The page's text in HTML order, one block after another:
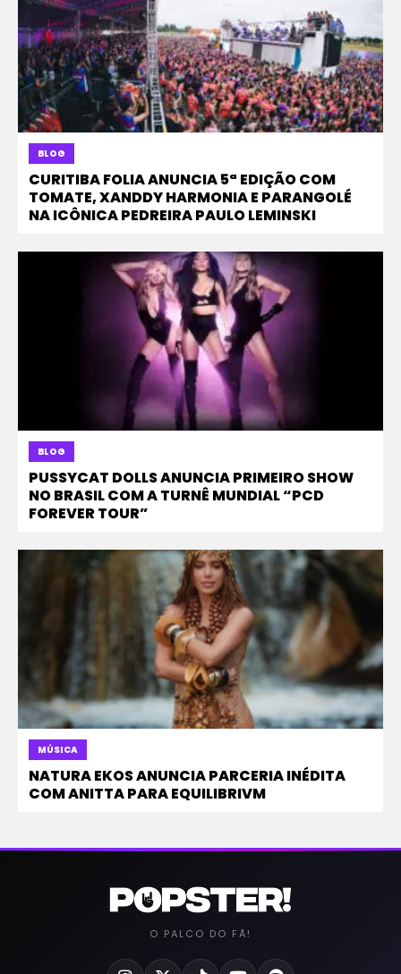
BLOG
CURITIBA FOLIA ANUNCIA 5ª EDIÇÃO COM
TOMATE, XANDDY HARMONIA E PARANGOLÉ
NA ICÔNICA PEDREIRA PAULO LEMINSKI
BLOG
PUSSYCAT DOLLS ANUNCIA PRIMEIRO SHOW
NO BRASIL COM A TURNÊ MUNDIAL “PCD
FOREVER TOUR”
MÚSICA
NATURA EKOS ANUNCIA PARCERIA INÉDITA
COM ANITTA PARA EQUILIBRIVM
O PALCO DO FÃ!